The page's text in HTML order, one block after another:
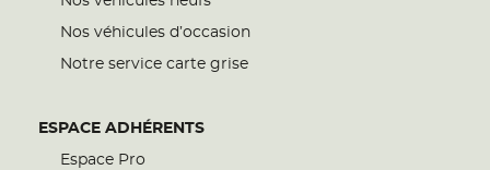
Nos véhicules d’occasion
Notre service carte grise
ESPACE ADHÉRENTS
Espace Pro